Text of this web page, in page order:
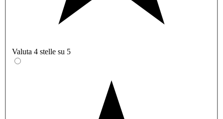
Valuta 4 stelle su 5